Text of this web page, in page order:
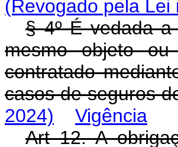
(Revogado pela Lei
§ 4º É vedada
mesmo objeto
contratado
casos de seguros
2024)
Vigência
Art 12. A